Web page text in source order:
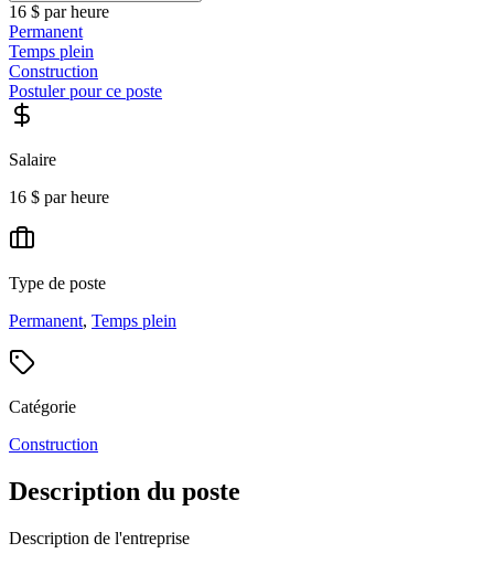
16 $ par heure
Permanent
Temps plein
Construction
Postuler pour ce poste
Salaire
16 $ par heure
Type de poste
Permanent, Temps plein
Catégorie
Construction
Description du poste
Description de l'entreprise